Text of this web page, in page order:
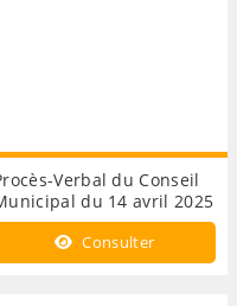
Verbal du Conseil
du 14 avril 2025
Consulter